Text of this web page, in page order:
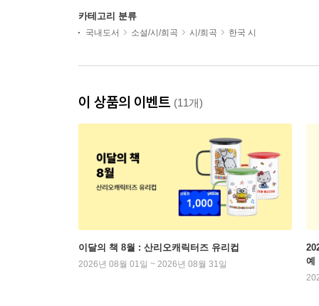
카테고리 분류
국내도서 소설/시/희곡 시/희곡 한국 시
이 상품의 이벤트 (11개)
이달의 책 8월 : 산리오캐릭터즈 유리컵
2026년 08월 01일 ~ 2026년 08월 31일
예